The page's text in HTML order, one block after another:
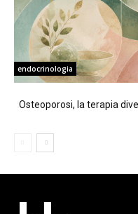
endocrinologia
Osteoporosi, la terapia